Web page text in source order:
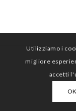
Utilizziamo i
migliore
accetti
OK